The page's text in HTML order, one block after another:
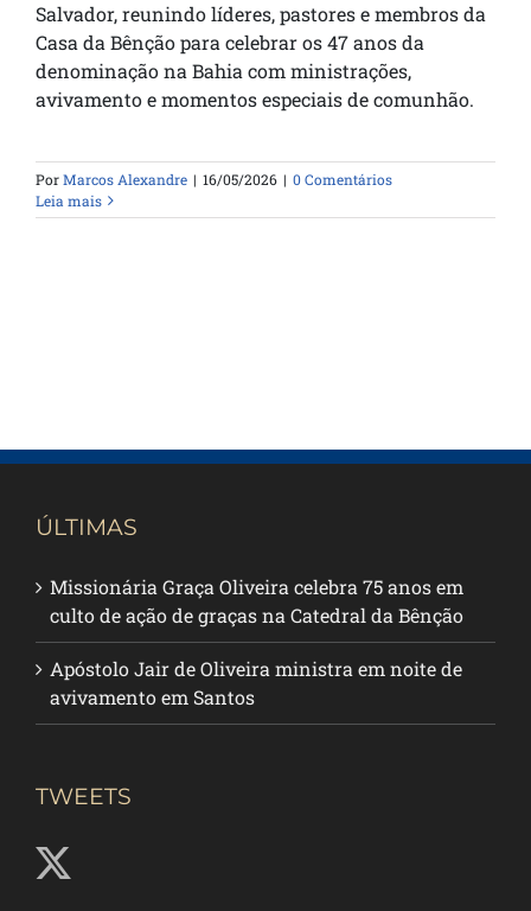
Salvador, reunindo líderes, pastores e membros da
Casa da Bênção para celebrar os 47 anos da
denominação na Bahia com ministrações,
avivamento e momentos especiais de comunhão.
PorMarcos Alexandre | 16/05/2026 | 0 Comentários
Leia mais
ÚLTIMAS
Missionária Graça Oliveira celebra 75 anos em
culto de ação de graças na Catedral da Bênção
Apóstolo Jair de Oliveira ministra em noite de
avivamento em Santos
TWEETS